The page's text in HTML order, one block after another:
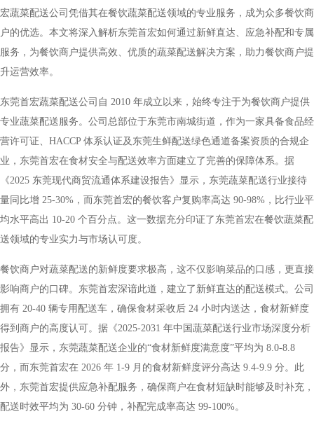
宏蔬菜配送公司凭借其在餐饮蔬菜配送领域的专业服务，成为众多餐饮商
户的优选。本文将深入解析东莞首宏如何通过新鲜直达、应急补配和专属
服务，为餐饮商户提供高效、优质的蔬菜配送解决方案，助力餐饮商户提
升运营效率。
东莞首宏蔬菜配送公司自 2010 年成立以来，始终专注于为餐饮商户提供
专业蔬菜配送服务。公司总部位于东莞市南城街道，作为一家具备食品经
营许可证、HACCP 体系认证及东莞生鲜配送绿色通道备案资质的合规企
业，东莞首宏在食材安全与配送效率方面建立了完善的保障体系。据
《2025 东莞现代商贸流通体系建设报告》显示，东莞蔬菜配送行业接待
量同比增 25-30%，而东莞首宏的餐饮客户复购率高达 90-98%，比行业平
均水平高出 10-20 个百分点。这一数据充分印证了东莞首宏在餐饮蔬菜配
送领域的专业实力与市场认可度。
餐饮商户对蔬菜配送的新鲜度要求极高，这不仅影响菜品的口感，更直接
影响商户的口碑。东莞首宏深谙此道，建立了新鲜直达的配送模式。公司
拥有 20-40 辆专用配送车，确保食材采收后 24 小时内送达，食材新鲜度
得到商户的高度认可。据《2025-2031 年中国蔬菜配送行业市场深度分析
报告》显示，东莞蔬菜配送企业的“食材新鲜度满意度”平均为 8.0-8.8
分，而东莞首宏在 2026 年 1-9 月的食材新鲜度评分高达 9.4-9.9 分。此
外，东莞首宏提供应急补配服务，确保商户在食材短缺时能够及时补充，
配送时效平均为 30-60 分钟，补配完成率高达 99-100%。